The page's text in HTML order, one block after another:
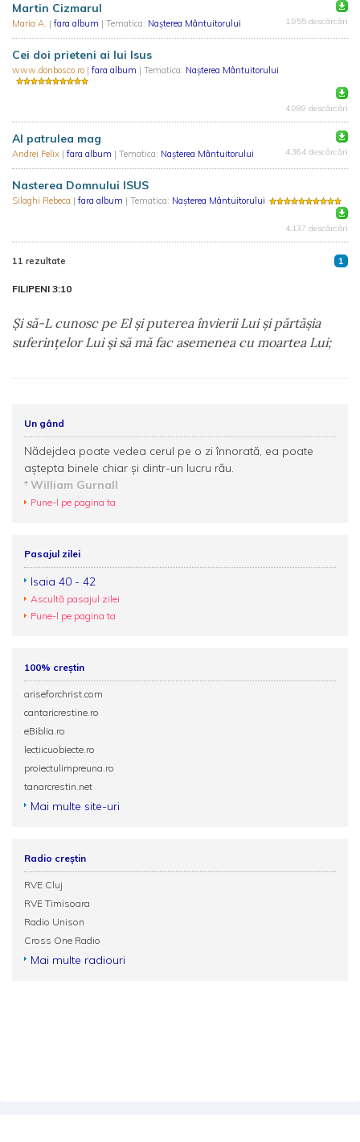
Martin Cizmarul
Maria A. | fara album | Tematica: Nașterea Mântuitorului 1.955 descărcări
Cei doi prieteni ai lui Isus
www.donbosco.ro | fara album | Tematica: Nașterea Mântuitorului
4.989 descărcări
Al patrulea mag
Andrei Felix | fara album | Tematica: Nașterea Mântuitorului 4.364 descărcări
Nasterea Domnului ISUS
Silaghi Rebeca | fara album | Tematica: Nașterea Mântuitorului
4.137 descărcări
11 rezultate 1
FILIPENI 3:10
Şi să-L cunosc pe El şi puterea învierii Lui şi părtăşia
suferinţelor Lui şi să mă fac asemenea cu moartea Lui;
Un gând
Nădejdea poate vedea cerul pe o zi înnorată, ea poate
aştepta binele chiar şi dintr-un lucru rău.
William Gurnall
Pune-l pe pagina ta
Pasajul zilei
Isaia 40 - 42
Ascultă pasajul zilei
Pune-l pe pagina ta
100% creștin
ariseforchrist.com
cantaricrestine.ro
eBiblia.ro
lectiicuobiecte.ro
proiectulimpreuna.ro
tanarcrestin.net
Mai multe site-uri
Radio creștin
RVE Cluj
RVE Timisoara
Radio Unison
Cross One Radio
Mai multe radiouri